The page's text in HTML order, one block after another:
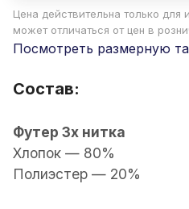
Цена действительна только для
может отличаться от цен в
Посмотреть размерную
Состав:
Футер 3х нитка
Хлопок — 80%
Полиэстер — 20%